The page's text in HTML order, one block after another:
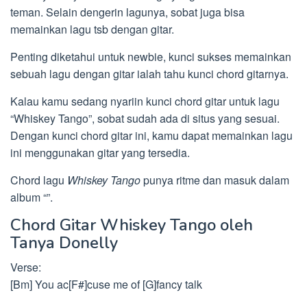
teman. Selain dengerin lagunya, sobat juga bisa
memainkan lagu tsb dengan gitar.
Penting diketahui untuk newbie, kunci sukses memainkan
sebuah lagu dengan gitar ialah tahu kunci chord gitarnya.
Kalau kamu sedang nyariin kunci chord gitar untuk lagu
“Whiskey Tango”, sobat sudah ada di situs yang sesuai.
Dengan kunci chord gitar ini, kamu dapat memainkan lagu
ini menggunakan gitar yang tersedia.
Chord lagu Whiskey Tangopunya ritme dan masuk dalam
album “”.
Chord Gitar Whiskey Tango oleh
Tanya Donelly
Verse:
[Bm] You ac[F#]cuse me of [G]fancy talk